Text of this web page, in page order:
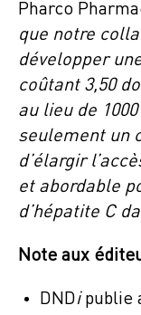
Pharco
que notre
développer
coûtant 3,50
au lieu de
seulement un
d’élargir
et abordable
d’hépatite C
Note aux
DNDi publie